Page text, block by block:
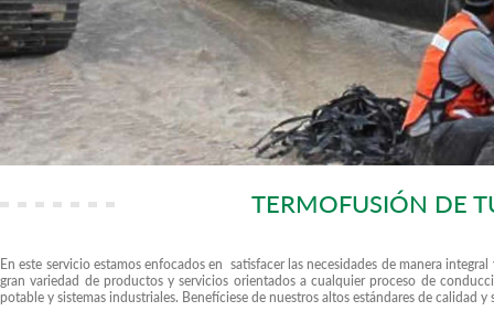
TERMOFUSIÓN DE
En este servicio estamos enfocados en satisfacer las necesidades de manera
gran variedad de productos y servicios orientados a cualquier proceso de
potable y sistemas industriales. Benefíciese de nuestros altos estándares de calidad